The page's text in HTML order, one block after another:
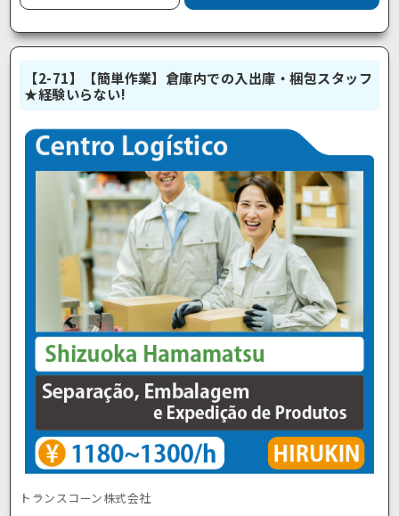
【2-71】【簡単作業】倉庫内での入出庫・梱包スタッフ
★経験いらない!
トランスコーン株式会社